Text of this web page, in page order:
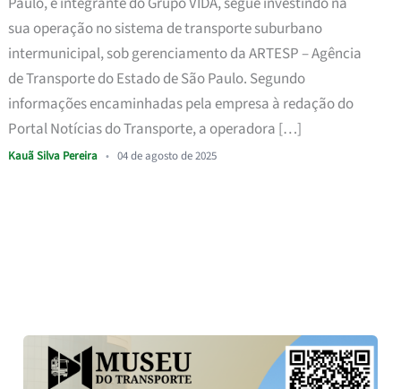
sua operação no sistema de transporte suburbano
intermunicipal, sob gerenciamento da ARTESP – Agência
de Transporte do Estado de São Paulo. Segundo
informações encaminhadas pela empresa à redação do
Portal Notícias do Transporte, a operadora […]
Kauã Silva Pereira • 04 de agosto de 2025